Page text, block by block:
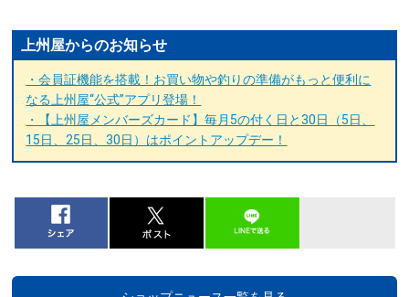
上州屋からのお知らせ
・会員証機能を搭載！お買い物や釣りの準備がもっと便利に
なる上州屋“公式”アプリ登場！
・【上州屋メンバーズカード】毎月5の付く日と30日（5日、
15日、25日、30日）はポイントアップデー！